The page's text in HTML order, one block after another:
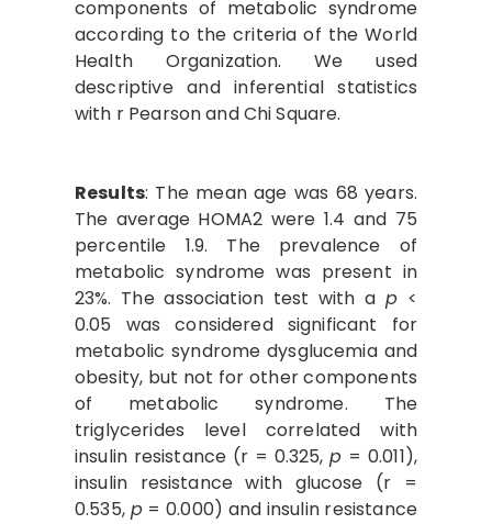
components of metabolic syndrome
according to the criteria of the World
Health Organization. We used
descriptive and inferential statistics
with r Pearson and Chi Square.
Results: The mean age was 68 years.
The average HOMA2 were 1.4 and 75
percentile 1.9. The prevalence of
metabolic syndrome was present in
23%. The association test with ap <
0.05 was considered significant for
metabolic syndrome dysglucemia and
obesity, but not for other components
of metabolic syndrome. The
triglycerides level correlated with
insulin resistance (r = 0.325,p = 0.011),
insulin resistance with glucose (r =
0.535, p= 0.000) and insulin resistance